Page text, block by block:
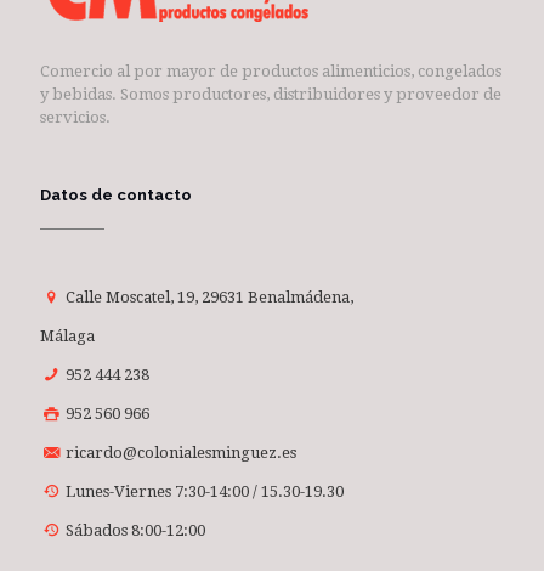
Comercio al por mayor de productos alimenticios, congelados
y bebidas. Somos productores, distribuidores y proveedor de
servicios.
Datos de contacto
Calle Moscatel, 19, 29631 Benalmádena,
Málaga
952 444 238
952 560 966
ricardo@colonialesminguez.es
Lunes-Viernes 7:30-14:00 / 15.30-19.30
Sábados 8:00-12:00